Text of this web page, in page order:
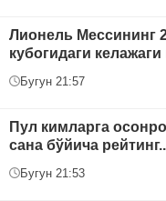
Лионель Мессининг
кубогидаги
Бугун 21:57
Пул кимларга
сана бўйича
Бугун 21:53